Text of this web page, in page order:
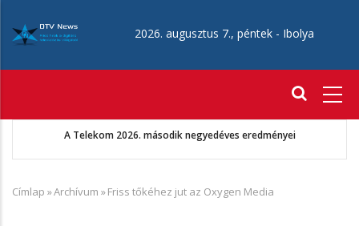
tartalomra
2026. augusztus 7., péntek - Ibolya
Augusztus 22-én érkezik az Aang avatár: Az utolsó léghajlító
Morzsa
Címlap »Archívum »Friss tőkéhez jut az Oxygen Media